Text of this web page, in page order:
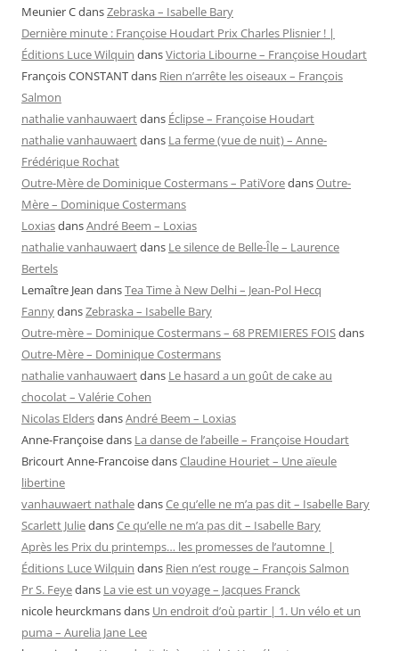
Meunier CdansZebraska – Isabelle Bary
Dernière minute : Françoise Houdart Prix Charles Plisnier ! |
Éditions Luce Wilquin dansVictoria Libourne – Françoise Houdart
François CONSTANTdans Rien n’arrête les oiseaux – François
Salmon
nathalie vanhauwaertdans Éclipse – Françoise Houdart
nathalie vanhauwaertdans La ferme (vue de nuit) – Anne-
Frédérique Rochat
Outre-Mère de Dominique Costermans – PatiVoredansOutre-
Mère – Dominique Costermans
LoxiasdansAndré Beem – Loxias
nathalie vanhauwaertdans Le silence de Belle-Île – Laurence
Bertels
Lemaître Jean dansTea Time à New Delhi – Jean-Pol Hecq
FannydansZebraska – Isabelle Bary
Outre-mère – Dominique Costermans – 68 PREMIERES FOISdans
Outre-Mère – Dominique Costermans
nathalie vanhauwaertdans Le hasard a un goût de cake au
chocolat – Valérie Cohen
Nicolas EldersdansAndré Beem – Loxias
Anne-Françoisedans La danse de l’abeille – Françoise Houdart
Bricourt Anne-FrancoisedansClaudine Houriet – Une aïeule
libertine
vanhauwaert nathaledansCe qu’elle ne m’a pas dit – Isabelle Bary
Scarlett JuliedansCe qu’elle ne m’a pas dit – Isabelle Bary
Après les Prix du printemps… les promesses de l’automne |
Éditions Luce Wilquin dans Rien n’est rouge – François Salmon
Pr S. Feyedans La vie est un voyage – Jacques Franck
nicole heurckmansdans Un endroit d’où partir | 1. Un vélo et un
puma – Aurelia Jane Lee